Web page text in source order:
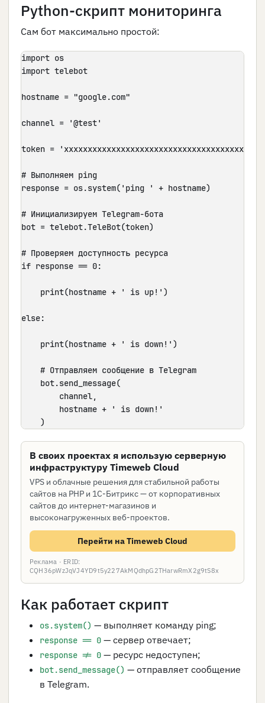
Python-скрипт мониторинга
Сам бот максимально простой:
import os
import telebot
hostname = "google.com"
channel = '@test'
token =
# Выполняем ping
response = os.system('ping ' + hostname)
# Инициализируем Telegram-бота
bot = telebot.TeleBot(token)
# Проверяем доступность ресурса
if response == 0:
    print(hostname + ' is up!')
else:
    print(hostname + ' is down!')
    # Отправляем сообщение в Telegram
    bot.send_message(
        channel,
        hostname + ' is down!'
    )
В своих проектах я использую серверную
инфраструктуру Timeweb Cloud
VPS и облачные решения для стабильной работы
сайтов на PHP и 1С-Битрикс — от корпоративных
сайтов до интернет-магазинов и
высоконагруженных веб-проектов.
Перейти на Timeweb Cloud
Реклама · ERID:
CQH36pWzJqVJ4YD9t5y227AkMQdhpG2THarwRmX2g9tS8x
Как работает скрипт
os.system() — выполняет команду ping;
response == 0 — сервер отвечает;
response != 0 — ресурс недоступен;
bot.send_message() — отправляет сообщение
в Telegram.